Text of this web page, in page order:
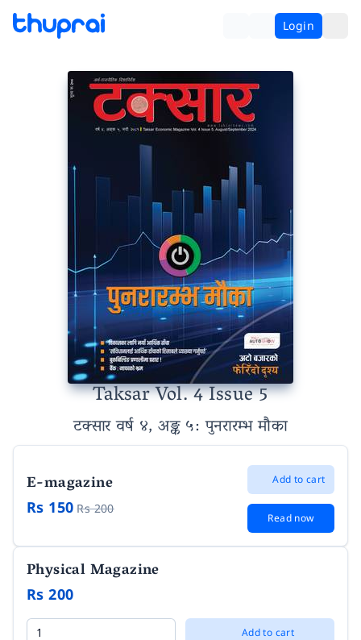
Login
Taksar Vol. 4 Issue 5
टक्सार वर्ष ४, अङ्क ५: पुनरारम्भ मौका
E-magazine
Rs 150 Rs 200
Add to cart
Read now
Physical Magazine
Rs 200
Add to cart